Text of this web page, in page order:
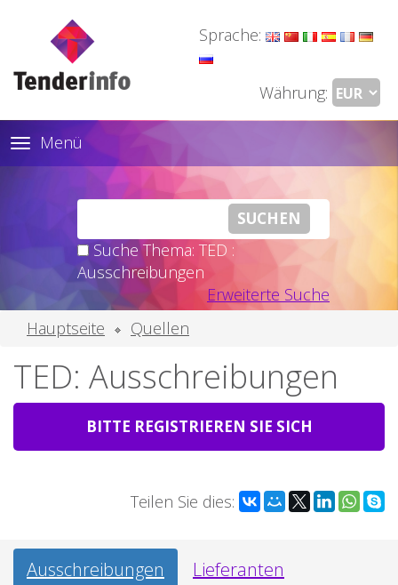
Sprache:
Währung:
Toggle
navigation
Menü
Suche Thema: TED :
Ausschreibungen
Erweiterte Suche
Hauptseite
Quellen
TED: Ausschreibungen
BITTE REGISTRIEREN SIE SICH
Teilen Sie dies:
Ausschreibungen
Lieferanten